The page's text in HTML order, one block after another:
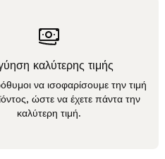
καλύτερης τιμής
να ισοφαρίσουμε την τιμή
ώστε να έχετε πάντα την
καλύτερη τιμή.